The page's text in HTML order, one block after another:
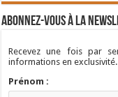
Abonnez-vous à la
Recevez une fois par
informations en exclusivité.
Prénom :